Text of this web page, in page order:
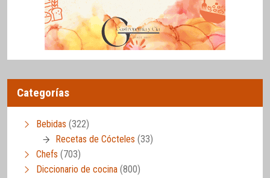
Categorías
Bebidas (322)
Recetas de Cócteles (33)
Chefs (703)
Diccionario de cocina (800)